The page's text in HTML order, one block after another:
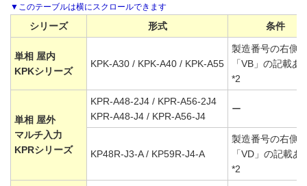
シリーズ 形式 条件
単相 屋内
KPKシリーズ
KPK-A30 / KPK-A40 / KPK-A55
製造番号の右側
「VB」の記載あ
*2
単相 屋外
マルチ入力
KPRシリーズ
KPR-A48-2J4 / KPR-A56-2J4
KPR-A48-J4 / KPR-A56-J4
ー
KP48R-J3-A / KP59R-J4-A
製造番号の右側
「VD」の記載あ
*2